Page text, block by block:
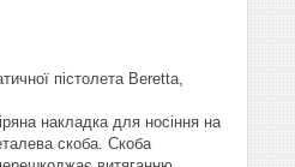
пістолета Beretta,
накладка для носіння на
скоба. Скоба